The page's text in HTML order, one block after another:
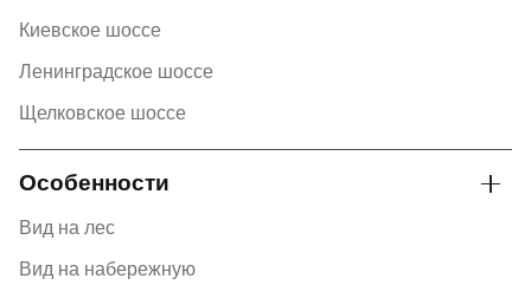
Киевское шоссе
Ленинградское шоссе
Щелковское шоссе
Особенности
Вид на лес
Вид на набережную